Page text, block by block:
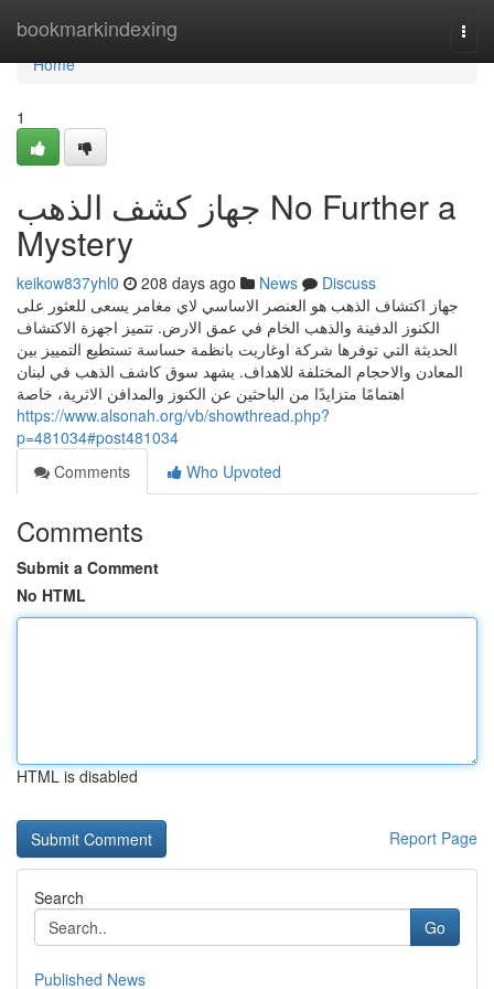
bookmarkindexing
Home
Home
1
جهاز كشف الذهب No Further a
Mystery
keikow837yhl0 208 days ago News
Discuss
جهاز اكتشاف الذهب هو العنصر الاساسي لاي مغامر يسعى للعثور على
الكنوز الدفينة والذهب الخام في عمق الارض. تتميز اجهزة الاكتشاف
الحديثة التي توفرها شركة اوغاريت بانظمة حساسة تستطيع التمييز بين
المعادن والاحجام المختلفة للاهداف. يشهد سوق كاشف الذهب في لبنان
اهتمامًا متزايدًا من الباحثين عن الكنوز والمدافن الاثرية، خاصة
https://www.alsonah.org/vb/showthread.php?
p=481034#post481034
Comments
Who Upvoted
Comments
Submit a Comment
No HTML
HTML is disabled
Report Page
Search
Go
Published News